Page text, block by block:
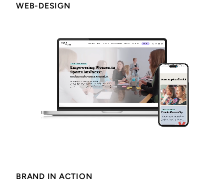
WEB-DESIGN
BRAND IN ACTION